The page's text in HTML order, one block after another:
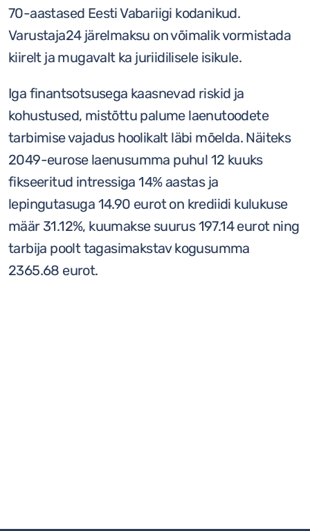
70-aastased Eesti Vabariigi kodanikud.
Varustaja24 järelmaksu on võimalik vormistada
kiirelt ja mugavalt ka juriidilisele isikule.
Iga finantsotsusega kaasnevad riskid ja
kohustused, mistõttu palume laenutoodete
tarbimise vajadus hoolikalt läbi mõelda. Näiteks
2049-eurose laenusumma puhul 12 kuuks
fikseeritud intressiga 14% aastas ja
lepingutasuga 14.90 eurot on krediidi kulukuse
määr 31.12%, kuumakse suurus 197.14 eurot ning
tarbija poolt tagasimakstav kogusumma
2365.68 eurot.